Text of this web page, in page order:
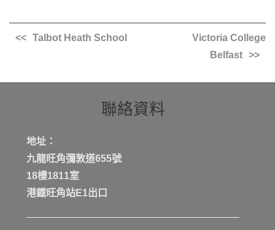
Talbot Heath School
Victoria College
Belfast
聯絡資料
地址：
九龍旺角彌敦道655號
18樓1811室
港鐡旺角站E1出口